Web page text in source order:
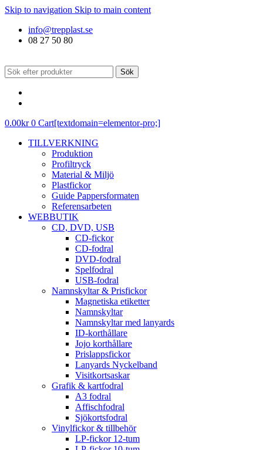
Skip to navigation Skip to main content
info@trepplast.se
08 27 50 80
Sök
0.00kr 0 Cart[textdomain=elementor-pro;]
TILLVERKNING
Produktion
Profiltryck
Material & Miljö
Plastfickor
Guide Pappersformaten
Referensarbeten
WEBBUTIK
CD, DVD, USB
CD-fickor
CD-fodral
DVD-fodral
Spelfodral
USB-fodral
Namnskyltar & Prisfickor
Magnetiska etiketter
Namnskyltar
Namnskyltar med lanyards
ID-korthållare
Jojo korthållare
Prislappsfickor
Lanyards Nyckelband
Visitkortsaskar
Grafik & kartfodral
A3 fodral
Affischfodral
Sjökortsfodral
Vinylfickor & tillbehör
LP-fickor 12-tum